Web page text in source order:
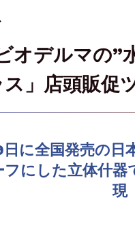
オデルマの”
」店頭販促
日に全国発売の日
にした立体什
現